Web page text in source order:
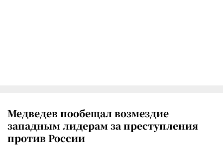
Медведев пообещал возмездие
западным лидерам за преступления
против России